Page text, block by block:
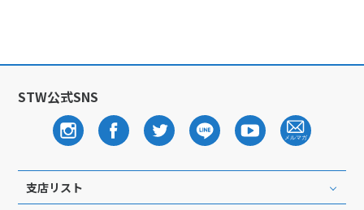
STW公式SNS
支店リスト